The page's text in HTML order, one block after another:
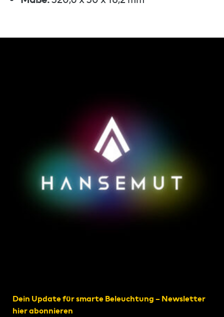
Dein Update für smarte Beleuchtung – Newsletter
hier abonnieren